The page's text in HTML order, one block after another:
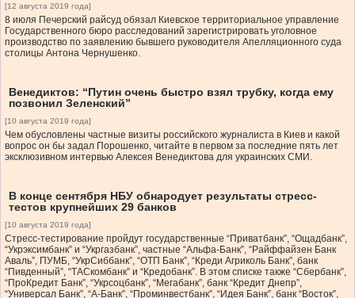
[12 августа 2019 года]
8 июля Печерский райсуд обязал Киевское территориальное управление
Государственного бюро расследований зарегистрировать уголовное
производство по заявлению бывшего руководителя Апелляционного суда
столицы Антона Чернушенко.
Венедиктов: “Путин очень быстро взял трубку, когда ему
позвонил Зеленский”
[10 августа 2019 года]
Чем обусловлены частные визиты российского журналиста в Киев и какой
вопрос он бы задал Порошенко, читайте в первом за последние пять лет
эксклюзивном интервью Алексея Венедиктова для украинских СМИ.
В конце сентября НБУ обнародует результаты стресс-
тестов крупнейших 29 банков
[10 августа 2019 года]
Стресс-тестирование пройдут государственные “Приватбанк”, “Ощадбанк”,
“Укрэксимбанк” и “Укргазбанк”, частные “Альфа-Банк”, “Райффайзен Банк
Аваль”, ПУМБ, “УкрСиббанк”, “ОТП Банк”, “Креди Агриколь Банк”, банк
“Пивденный”, “ТАСкомбанк” и “Кредобанк”. В этом списке также “Сбербанк”,
“ПроКредит Банк”, “Укрсоцбанк”, “Мегабанк”, банк “Кредит Днепр”,
“Универсал Банк”, “А-Банк”, “Проминвестбанк”, “Идея Банк”, банк “Восток”,